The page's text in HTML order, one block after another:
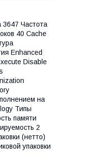
Частота
40 Cache
Enhanced
Disable
на
Типы
памяти
2
(нетто)
упаковки